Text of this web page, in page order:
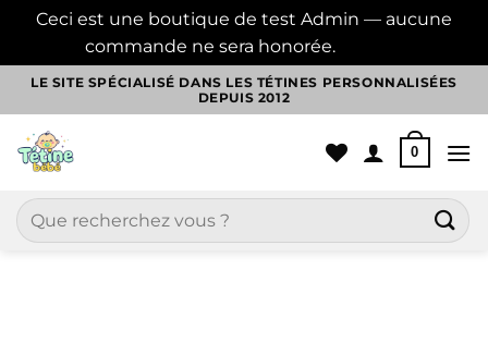
Ceci est une boutique de test Admin — aucune
commande ne sera honorée.
Passer
contenu
LE SITE SPÉCIALISÉ DANS LES TÉTINES PERSONNALISÉES
DEPUIS 2012
0
Recherche
pour :